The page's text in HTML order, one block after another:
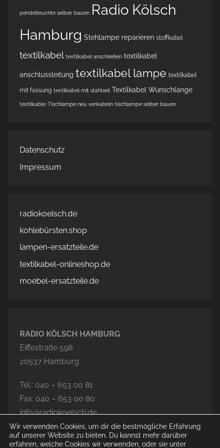
pendelleuchte selber bauen Radio Kölsch
Hamburg Stehlampe reparieren stoffkabel
textilkabel textilkabel anschließen textilkabel
anschlussleitung textilkabel lampe textilkabel
mit fassung textilkabel mit stahlseil Textilkabel Wunschlänge
textilkable Tischlampe neu verkabeln tischlampe selber bauen
Datenschutz
Impressum
radiokoelsch.de
kohlebürsten.shop
lampen-ersatzteile.de
textilkabel-onlineshop.de
moebel-ersatzteile.de
RADIO KÖLSCH HAMBURG
Eiffestraße 598
20537 Hamburg
Tel.: 040 – 653 00 81
Fax: 040 – 653 00 80
info@radiokoelsch.de
Wir verwenden Cookies, um dir die bestmögliche Erfahrung
auf unserer Website zu bieten. Du kannst mehr darüber
erfahren, welche Cookies wir verwenden, oder sie unter